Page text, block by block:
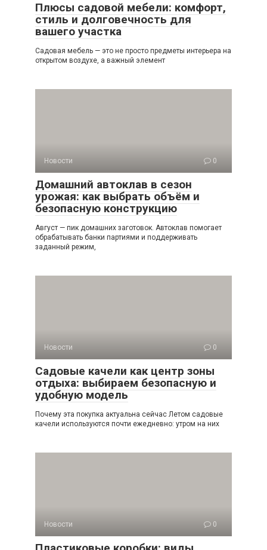
Плюсы садовой мебели: комфорт,
стиль и долговечность для
вашего участка
Садовая мебель — это не просто предметы интерьера на
открытом воздухе, а важный элемент
Новости 0
Домашний автоклав в сезон
урожая: как выбрать объём и
безопасную конструкцию
Август — пик домашних заготовок. Автоклав помогает
обрабатывать банки партиями и поддерживать
заданный режим,
Новости 0
Садовые качели как центр зоны
отдыха: выбираем безопасную и
удобную модель
Почему эта покупка актуальна сейчас Летом садовые
качели используются почти ежедневно: утром на них
Новости 0